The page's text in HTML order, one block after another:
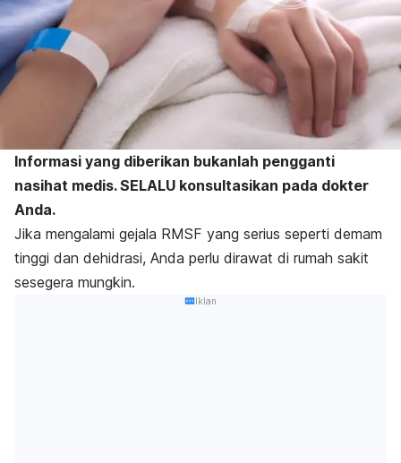
Informasi yang diberikan bukanlah pengganti
nasihat medis. SELALU konsultasikan pada dokter
Anda.
Jika mengalami gejala RMSF yang serius seperti demam
tinggi dan dehidrasi, Anda perlu dirawat di rumah sakit
sesegera mungkin.
Iklan